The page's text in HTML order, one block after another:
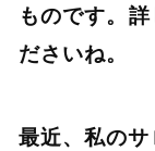
ものです。
ださいね。
最近、私の